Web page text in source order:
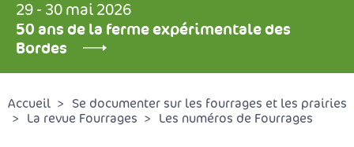
29 - 30 mai 2026
50 ans de la ferme expérimentale des
Bordes
Accueil
Se documenter sur les fourrages et les prairies
La revue Fourrages
Les numéros de Fourrages